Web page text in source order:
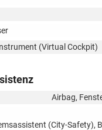
(Virtual Cockpit)
Airbag,
(City-Safety),